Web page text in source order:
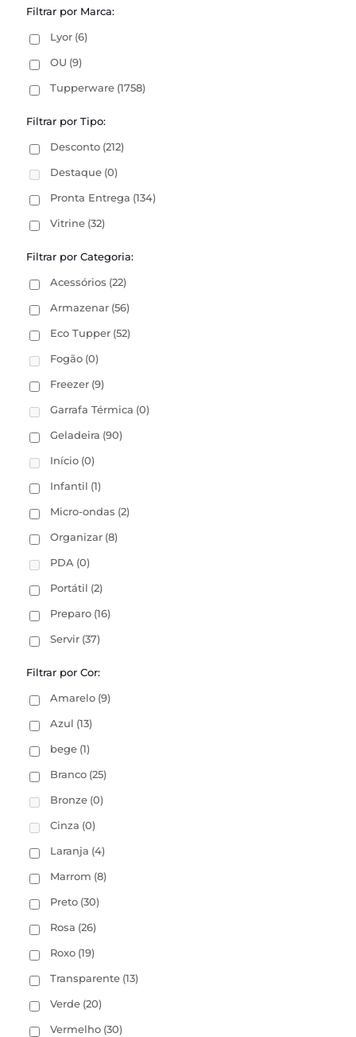
Filtrar por Marca:
Lyor (6)
OU (9)
Tupperware (1758)
Filtrar por Tipo:
Desconto (212)
Destaque (0)
Pronta Entrega (134)
Vitrine (32)
Filtrar por Categoria:
Acessórios (22)
Armazenar (56)
Eco Tupper (52)
Fogão (0)
Freezer (9)
Garrafa Térmica (0)
Geladeira (90)
Início (0)
Infantil (1)
Micro-ondas (2)
Organizar (8)
PDA (0)
Portátil (2)
Preparo (16)
Servir (37)
Filtrar por Cor:
Amarelo (9)
Azul (13)
bege (1)
Branco (25)
Bronze (0)
Cinza (0)
Laranja (4)
Marrom (8)
Preto (30)
Rosa (26)
Roxo (19)
Transparente (13)
Verde (20)
Vermelho (30)